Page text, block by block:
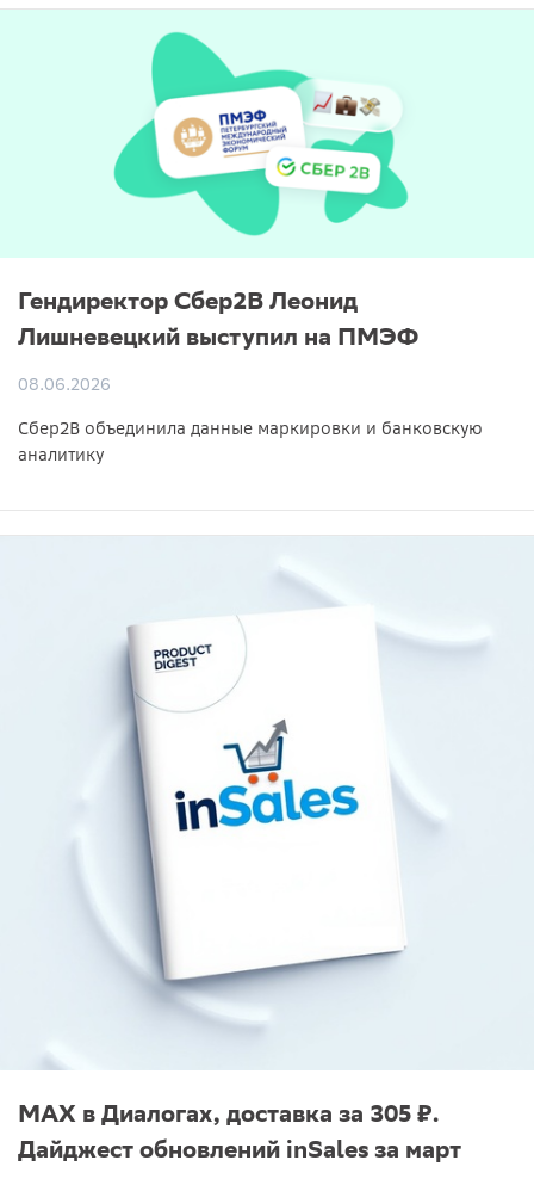
Гендиректор Сбер2B Леонид
Лишневецкий выступил на ПМЭФ
08.06.2026
Сбер2B объединила данные маркировки и банковскую
аналитику
MAX в Диалогах, доставка за 305 ₽.
Дайджест обновлений inSales за март